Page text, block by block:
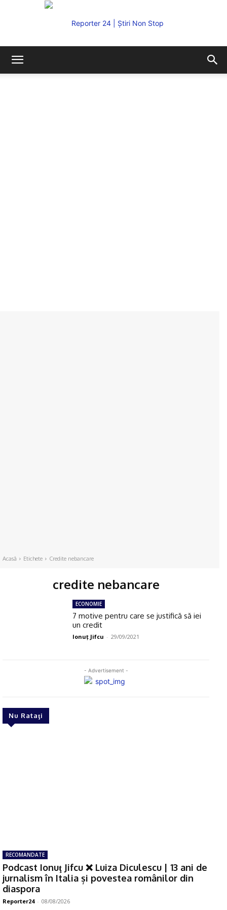
Acasă Etichete Credite nebancare
credite nebancare
- Advertisement -
Nu Rataţi
RECOMANDATE
Podcast Ionuţ Jifcu ❌ Luiza Diculescu | 13 ani de
jurnalism în Italia și povestea românilor din
diaspora
Reporter24 - 08/08/2026
ECONOMIE
7 motive pentru care se justifică să iei
un credit
Ionuţ Jifcu - 29/09/2021